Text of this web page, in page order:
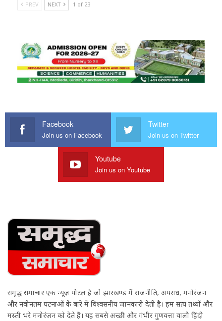
PREV NEXT 1 of 23
Facebook
Join us on Facebook
Twitter
Join us on Twitter
Youtube
Join us on Youtube
समृद्ध समाचार एक न्यूज़ पोर्टल है जो झारखण्ड में राजनीति, अपराध, मनोरंजन
और नवीनतम घटनाओं के बारे में विश्वसनीय जानकारी देती है। हम सत्य तथ्यों और
मस्ती भरे मनोरंजन को देते हैं। यह सबसे अच्छी और गंभीर गुणवत्ता वाली हिंदी